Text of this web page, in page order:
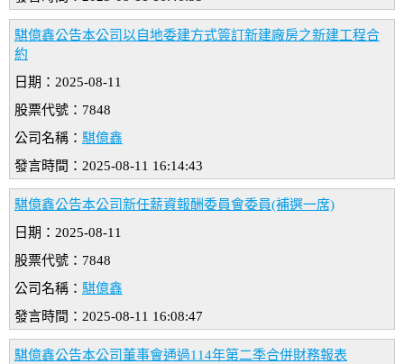
騏億鑫公告本公司以自地委建方式簽訂新建廠房之新建工程合
約
日期：2025-08-11
股票代號：7848
公司名稱： 騏億鑫
發言時間：2025-08-11 16:14:43
騏億鑫公告本公司新任薪資報酬委員會委員(補選一席)
日期：2025-08-11
股票代號：7848
公司名稱： 騏億鑫
發言時間：2025-08-11 16:08:47
騏億鑫公告本公司董事會通過114年第二季合併財務報表